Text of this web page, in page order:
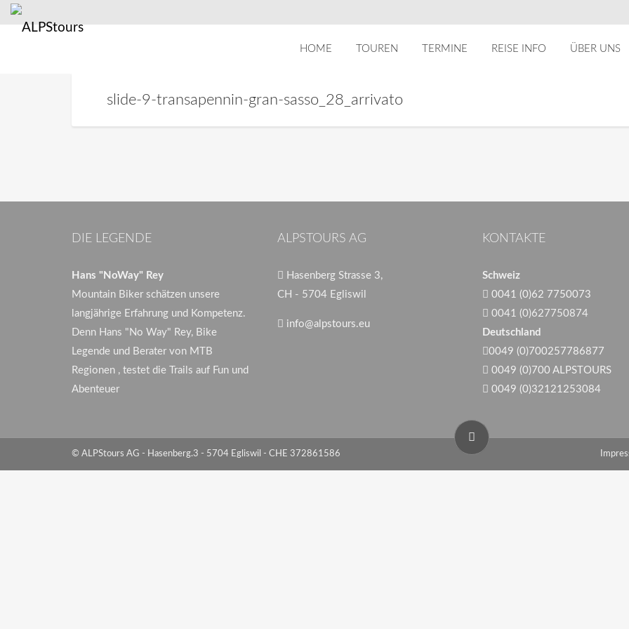
HOME TOUREN TERMINE REISE INFO ÜBER UNS
slide-9-transapennin-gran-sasso_28_arrivato
DIE LEGENDE
Hans "NoWay" Rey
Mountain Biker schätzen unsere
langjährige Erfahrung und Kompetenz.
Denn Hans "No Way" Rey, Bike
Legende und Berater von MTB
Regionen , testet die Trails auf Fun und
Abenteuer
ALPSTOURS AG
Hasenberg Strasse 3,
CH - 5704 Egliswil
info@alpstours.eu
KONTAKTE
Schweiz
0041 (0)62 7750073
0041 (0)627750874
Deutschland
0049 (0)700257786877
0049 (0)700 ALPSTOURS
0049 (0)32121253084
© ALPStours AG - Hasenberg.3 - 5704 Egliswil - CHE 372861586